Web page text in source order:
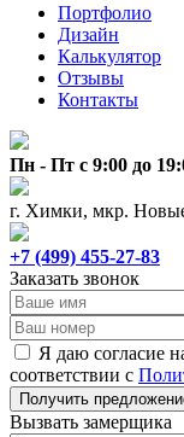
Портфолио
Дизайн
Калькулятор
Отзывы
Контакты
Пн - Пт с 9:00 до
г. Химки, мкр.
+7 (499) 455-27-83
Заказать звонок
Я даю согласие
соответствии с
Получить
Вызвать замерщика